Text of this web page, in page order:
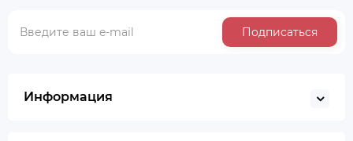
Подписаться
Информация